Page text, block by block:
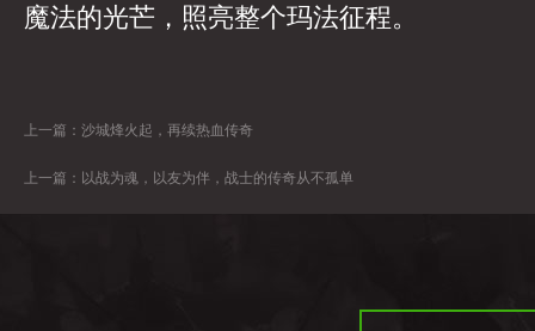
魔法的光芒，照亮整个玛法征程。
上一篇： 沙城烽火起，再续热血传奇
上一篇： 以战为魂，以友为伴，战士的传奇从不孤单